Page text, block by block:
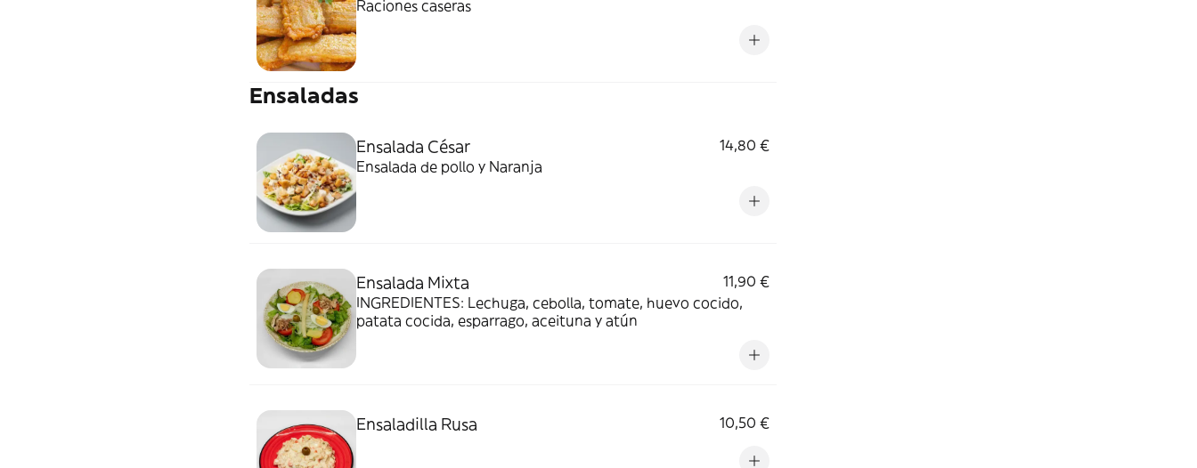
Raciones caseras
Ensaladas
Ensalada César
14,80 €
Ensalada de pollo y Naranja
Ensalada Mixta
11,90 €
INGREDIENTES: Lechuga, cebolla, tomate, huevo cocido,
patata cocida, esparrago, aceituna y atún
Ensaladilla Rusa 10,50 €